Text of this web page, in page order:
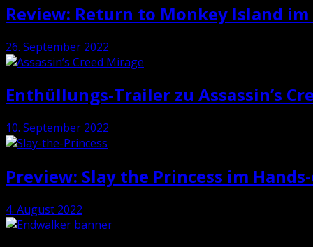
Review: Return to Monkey Island im
26. September 2022
Enthüllungs-Trailer zu Assassin’s
10. September 2022
Preview: Slay the Princess im
4. August 2022